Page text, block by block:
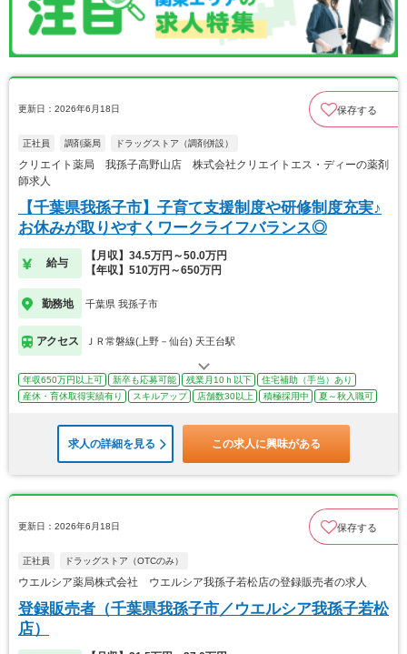
更新日：2026年6月18日 保存する
正社員 調剤薬局 ドラッグストア（調剤併設）
クリエイト薬局 我孫子高野山店 株式会社クリエイトエス・ディーの薬剤
師求人
【千葉県我孫子市】子育て支援制度や研修制度充実♪
お休みが取りやすくワークライフバランス◎
給与
【月収】34.5万円～50.0万円
【年収】510万円～650万円
勤務地 千葉県 我孫子市
アクセス ＪＲ常磐線(上野－仙台) 天王台駅
年収650万円以上可 新卒も応募可能 残業月10ｈ以下
住宅補助（手当）あり
産休・育休取得実績有り
スキルアップ 店舗数30以上 積極採用中 夏～秋入職可
求人の詳細を見る この求人に興味がある
更新日：2026年6月18日 保存する
正社員 ドラッグストア（OTCのみ）
ウエルシア薬局株式会社 ウエルシア我孫子若松店の登録販売者の求人
登録販売者（千葉県我孫子市／ウエルシア我孫子若松
店）